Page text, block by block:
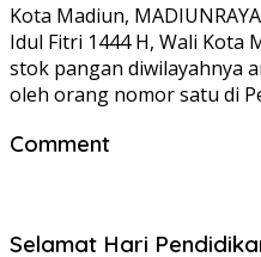
Kota Madiun,
Idul Fitri 1444 H, Wali Kota
stok pangan diwilayahnya
oleh orang nomor satu di
Comment
Selamat Hari